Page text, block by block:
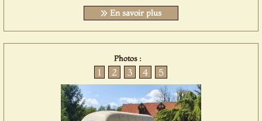
En savoir plus
Photos :
1 2 3 4 5